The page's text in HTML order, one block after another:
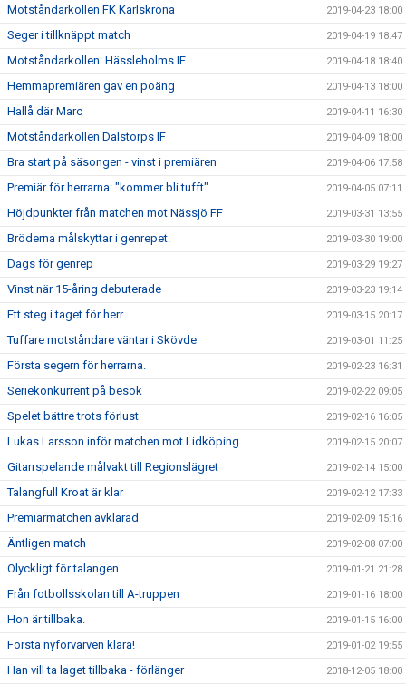
Motståndarkollen FK Karlskrona 2019-04-23 18:00
Seger i tillknäppt match 2019-04-19 18:47
Motståndarkollen: Hässleholms IF 2019-04-18 18:40
Hemmapremiären gav en poäng 2019-04-13 18:00
Hallå där Marc 2019-04-11 16:30
Motståndarkollen Dalstorps IF 2019-04-09 18:00
Bra start på säsongen - vinst i premiären 2019-04-06 17:58
Premiär för herrarna: "kommer bli tufft" 2019-04-05 07:11
Höjdpunkter från matchen mot Nässjö FF 2019-03-31 13:55
Bröderna målskyttar i genrepet. 2019-03-30 19:00
Dags för genrep 2019-03-29 19:27
Vinst när 15-åring debuterade 2019-03-23 19:14
Ett steg i taget för herr 2019-03-15 20:17
Tuffare motståndare väntar i Skövde 2019-03-01 11:25
Första segern för herrarna. 2019-02-23 16:31
Seriekonkurrent på besök 2019-02-22 09:05
Spelet bättre trots förlust 2019-02-16 16:05
Lukas Larsson inför matchen mot Lidköping 2019-02-15 20:07
Gitarrspelande målvakt till Regionslägret 2019-02-14 15:00
Talangfull Kroat är klar 2019-02-12 17:33
Premiärmatchen avklarad 2019-02-09 15:16
Äntligen match 2019-02-08 07:00
Olyckligt för talangen 2019-01-21 21:28
Från fotbollsskolan till A-truppen 2019-01-16 18:00
Hon är tillbaka. 2019-01-15 16:00
Första nyförvärven klara! 2019-01-02 19:55
Han vill ta laget tillbaka - förlänger 2018-12-05 18:00